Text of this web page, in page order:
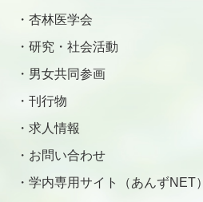
杏林医学会
研究・社会活動
男女共同参画
刊行物
求人情報
お問い合わせ
学内専用サイト（あんずNET）